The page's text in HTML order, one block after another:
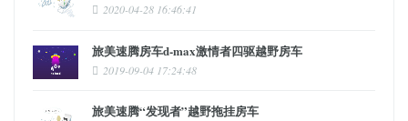
2020-04-28 16:46:41
旅美速腾房车d-max激情者四驱越野房车
2019-09-04 17:24:48
旅美速腾“发现者”越野拖挂房车